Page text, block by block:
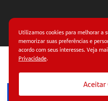
Utilizamos cookies para melhorar a
memorizar suas preferências e
acordo com seus interesses. Veja
Privacidade.
Aceitar